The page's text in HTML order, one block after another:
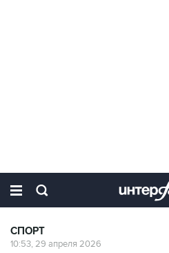
СПОРТ
10:53, 29 апреля 2026